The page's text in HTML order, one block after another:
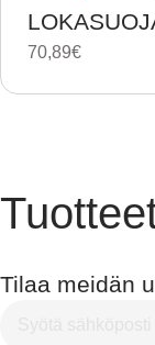
70,89€
Tilaa meidän